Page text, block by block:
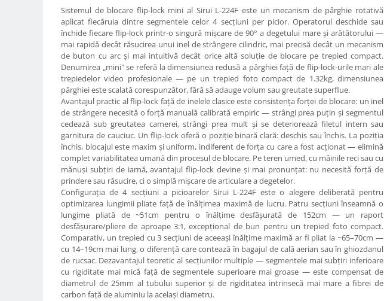
Genti Holster TopLoader
Genti, Troller Video
Rucsacuri Foto
Only One Shoulder - SlingShot
Tocuri si huse protectie aparate
Hamuri si Centuri foto
Curele Aparat - Umar
Genti Laptop si iPad
Hand Strap / Grip
Accesorii genti si trollere
Solid-State Drive (SSD)
Video / Camere si accesorii
Camere video profesionale
Camere Video Cinematice
Camere video de actiune
Accesorii camere video de actiune
Sistemul de blocare flip-lock mini al Sirui L-224F este un mecanism de pârghie rotativă
aplicat fiecăruia dintre segmentele celor 4 secțiuni per picior. Operatorul deschide sau
închide fiecare flip-lock printr-o singură mișcare de 90° a degetului mare și arătătorului —
mai rapidă decât răsucirea unui inel de strângere cilindric, mai precisă decât un mecanism
de buton cu arc și mai intuitivă decât orice altă soluție de blocare pe trepied compact.
Denumirea „mini" se referă la dimensiunea redusă a pârghiei față de flip-lock-urile mari ale
trepiedelor video profesionale — pe un trepied foto compact de 1.32kg, dimensiunea
pârghiei este scalată corespunzător, fără să adauge volum sau greutate superflue.
Avantajul practic al flip-lock față de inelele clasice este consistența forței de blocare: un inel
de strângere necesită o forță manuală calibrată empiric — strângi prea puțin și segmentul
cedează sub greutatea camerei, strângi prea mult și se deteriorează filetul intern sau
garnitura de cauciuc. Un flip-lock oferă o poziție binară clară: deschis sau închis. La poziția
închis, blocajul este maxim și uniform, indiferent de forța cu care a fost acționat — elimină
complet variabilitatea umană din procesul de blocare. Pe teren umed, cu mâinile reci sau cu
mănuși subțiri de iarnă, avantajul flip-lock devine și mai pronunțat: nu necesită forță de
prindere sau răsucire, ci o simplă mișcare de articulare a degetelor.
Configurația de 4 secțiuni a picioarelor Sirui L-224F este o alegere deliberată pentru
optimizarea lungimii pliate față de înălțimea maximă de lucru. Patru secțiuni înseamnă o
lungime pliată de ~51cm pentru o înălțime desfășurată de 152cm — un raport
desfășurare/pliere de aproape 3:1, excepțional de bun pentru un trepied foto compact.
Comparativ, un trepied cu 3 secțiuni de aceeași înălțime maximă ar fi pliat la ~65–70cm —
cu 14–19cm mai lung, o diferență care contează în bagajul de cală aerian sau în ghiozdanul
de rucsac. Dezavantajul teoretic al secțiunilor multiple — segmentele mai subțiri inferioare
cu rigiditate mai mică față de segmentele superioare mai groase — este compensat de
diametrul de 25mm al tubului superior și de rigiditatea intrinsecă mai mare a fibrei de
carbon față de aluminiu la același diametru.